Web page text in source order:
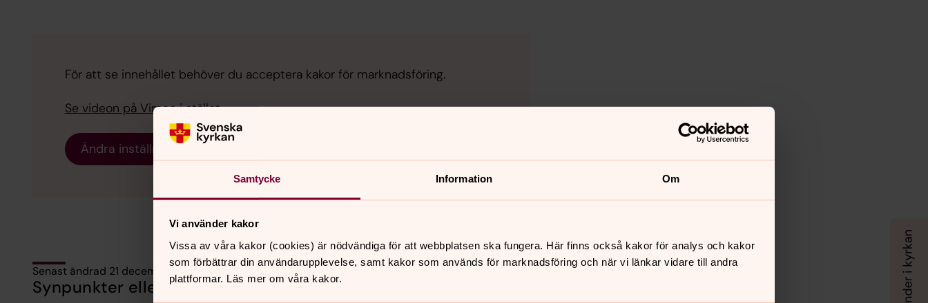
Samtycke Information Om
Vi använder kakor
Vissa av våra kakor (cookies) är nödvändiga för att webbplatsen ska fungera. Här finns också kakor för analys och kakor
som förbättrar din användarupplevelse, samt kakor som används för marknadsföring och när vi länkar vidare till andra
plattformar. Läs mer om våra kakor.
För att se innehållet behöver du acceptera kakor för marknadsföring.
Se videon på Vimeo i stället.
Ändra inställningar
Senast ändrad 21 december 2020
Synpunkter eller frågor på sidans innehåll?